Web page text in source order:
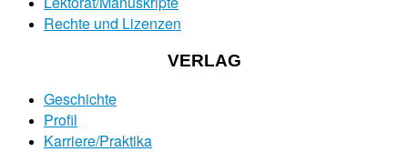
Rechte und Lizenzen
VERLAG
Geschichte
Profil
Karriere/Praktika